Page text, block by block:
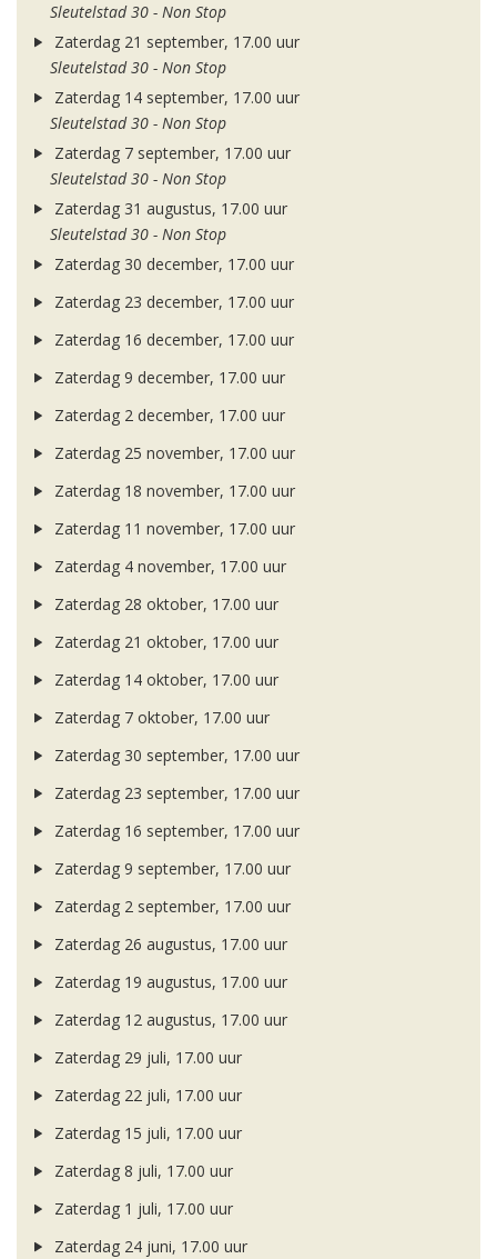
Sleutelstad 30 - Non Stop
Zaterdag 21 september, 17.00 uur
Sleutelstad 30 - Non Stop
Zaterdag 14 september, 17.00 uur
Sleutelstad 30 - Non Stop
Zaterdag 7 september, 17.00 uur
Sleutelstad 30 - Non Stop
Zaterdag 31 augustus, 17.00 uur
Sleutelstad 30 - Non Stop
Zaterdag 30 december, 17.00 uur
Zaterdag 23 december, 17.00 uur
Zaterdag 16 december, 17.00 uur
Zaterdag 9 december, 17.00 uur
Zaterdag 2 december, 17.00 uur
Zaterdag 25 november, 17.00 uur
Zaterdag 18 november, 17.00 uur
Zaterdag 11 november, 17.00 uur
Zaterdag 4 november, 17.00 uur
Zaterdag 28 oktober, 17.00 uur
Zaterdag 21 oktober, 17.00 uur
Zaterdag 14 oktober, 17.00 uur
Zaterdag 7 oktober, 17.00 uur
Zaterdag 30 september, 17.00 uur
Zaterdag 23 september, 17.00 uur
Zaterdag 16 september, 17.00 uur
Zaterdag 9 september, 17.00 uur
Zaterdag 2 september, 17.00 uur
Zaterdag 26 augustus, 17.00 uur
Zaterdag 19 augustus, 17.00 uur
Zaterdag 12 augustus, 17.00 uur
Zaterdag 29 juli, 17.00 uur
Zaterdag 22 juli, 17.00 uur
Zaterdag 15 juli, 17.00 uur
Zaterdag 8 juli, 17.00 uur
Zaterdag 1 juli, 17.00 uur
Zaterdag 24 juni, 17.00 uur